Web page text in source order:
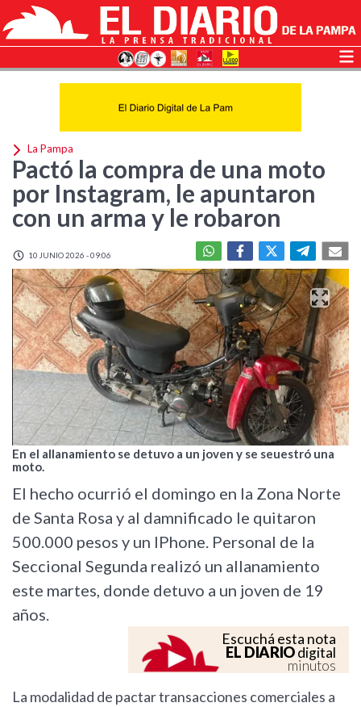
La Pampa
Pactó la compra de una moto
por Instagram, le apuntaron
con un arma y le robaron
10 JUNIO 2026 - 09:06
En el allanamiento se detuvo a un joven y se seuestró una
moto.
El hecho ocurrió el domingo en la Zona Norte
de Santa Rosa y al damnificado le quitaron
500.000 pesos y un IPhone. Personal de la
Seccional Segunda realizó un allanamiento
este martes, donde detuvo a un joven de 19
años.
Escuchá esta nota
EL DIARIOdigital
minutos
La modalidad de pactar transacciones comerciales a